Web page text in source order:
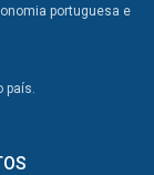
portuguesa e
país.